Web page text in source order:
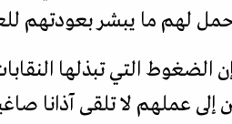
لهم ما يبشر بعودتهم
الضغوط التي تبذلها
إلى عملهم لا تلقى آذانا